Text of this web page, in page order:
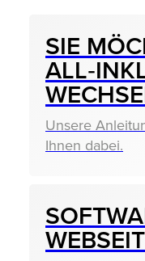
SIE
Unsere
Ihnen dabei.